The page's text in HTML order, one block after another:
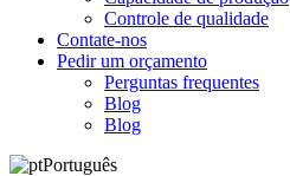
Controle de qualidade
Contate-nos
Pedir um orçamento
Perguntas frequentes
Blog
Blog
Português